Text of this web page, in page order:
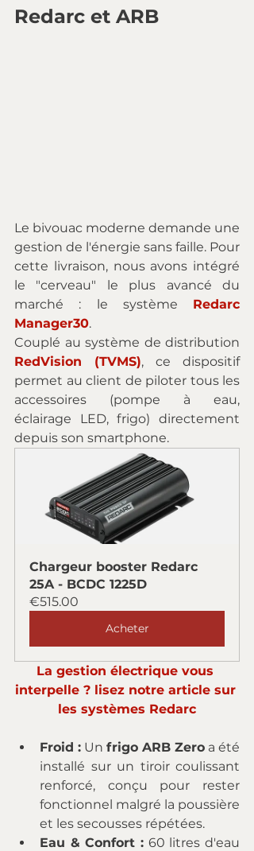
Redarc et ARB
Le bivouac moderne demande une
gestion de l'énergie sans faille. Pour
cette livraison, nous avons intégré
le "cerveau" le plus avancé du
marché : le système Redarc
Manager30.
RedVision (TVMS), ce dispositif
permet au client de piloter tous les
accessoires (pompe à eau,
éclairage LED, frigo) directement
depuis son smartphone.
Chargeur booster Redarc
25A - BCDC 1225D
€515.00
Acheter
La gestion électrique vous
interpelle ? lisez notre article sur
les systèmes Redarc
Froid : Un frigo ARB Zero a été
installé sur un tiroir coulissant
renforcé, conçu pour rester
fonctionnel malgré la poussière
et les secousses répétées.
Eau & Confort : 60 litres d'eau